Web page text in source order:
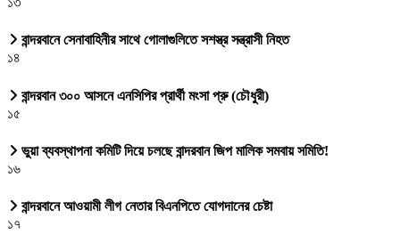
বান্দরবানে সেনাবাহিনীর সাথে গোলাগুলিতে সশস্ত্র সন্ত্রাসী নিহত
১৪
বান্দরবান ৩০০ আসনে এনসিপির প্রার্থী মংসা প্রু (চৌধুরী)
১৫
ভুয়া ব্যবস্থাপনা কমিটি দিয়ে চলছে বান্দরবান জিপ মালিক সমবায় সমিতি!
১৬
বান্দরবানে আওয়ামী লীগ নেতার বিএনপিতে যোগদানের চেষ্টা
১৭